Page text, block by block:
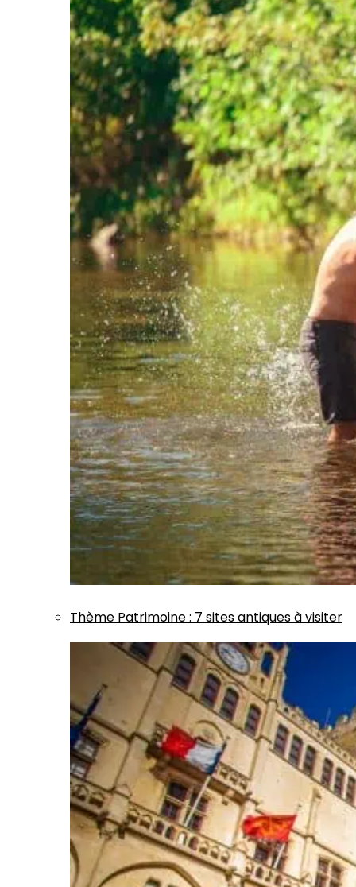
Thème Patrimoine: 7 sites antiques à visiter